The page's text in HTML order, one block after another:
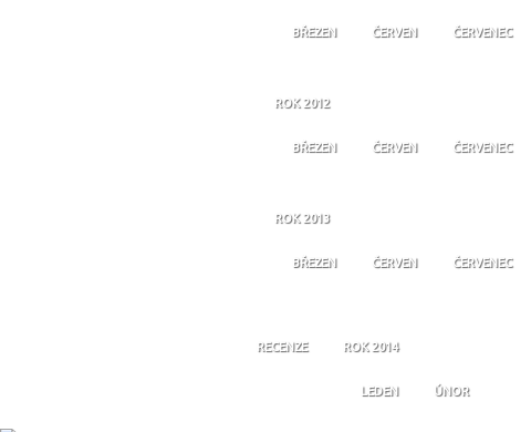
BŘEZEN ČERVEN ČERVENEC
ROK 2012
BŘEZEN ČERVEN ČERVENEC
ROK 2013
BŘEZEN ČERVEN ČERVENEC
RECENZE ROK 2014
LEDEN ÚNOR